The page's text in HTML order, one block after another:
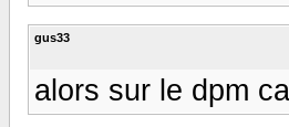
gus33
alors sur le dpm